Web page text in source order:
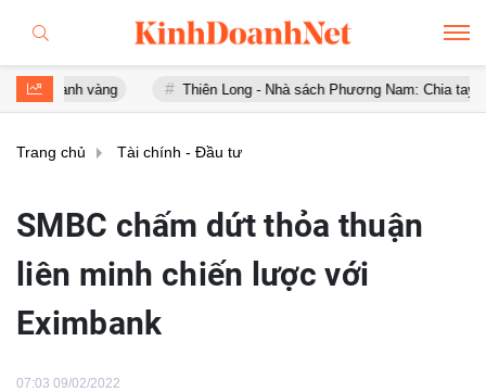
vàng Thiên Long - Nhà sách Phương Nam: Chia tay sau chưa
Trang chủ Tài chính - Đầu tư
SMBC chấm dứt thỏa thuận
liên minh chiến lược với
Eximbank
07:03 09/02/2022